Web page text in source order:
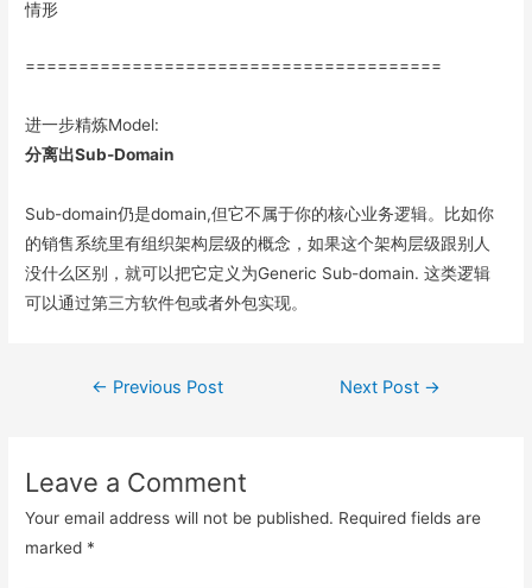
情形
=======================================
进一步精炼Model:
分离出Sub-Domain
Sub-domain仍是domain,但它不属于你的核心业务逻辑。比如你
的销售系统里有组织架构层级的概念，如果这个架构层级跟别人
没什么区别，就可以把它定义为Generic Sub-domain. 这类逻辑
可以通过第三方软件包或者外包实现。
Post
← Previous Post Next Post →
Leave a Comment
Your email address will not be published. Required fields are
marked *